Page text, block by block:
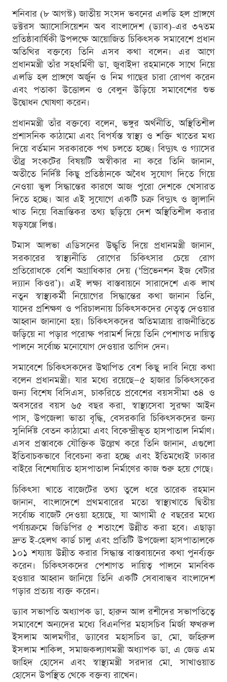
শনিবার (৮ আগস্ট) জাতীয় সংসদ ভবনের এলডি হল প্রাঙ্গণে
ডক্টরস অ্যাসোসিয়েশন অব বাংলাদেশ (ড্যাব)-এর ৩৭তম
প্রতিষ্ঠাবার্ষিকী উপলক্ষে আয়োজিত চিকিৎসক সমাবেশে প্রধান
অতিথির বক্তব্যে তিনি এসব কথা বলেন। এর আগে
প্রধানমন্ত্রী তাঁর সহধর্মিণী ডা. জুবাইদা রহমানকে সাথে নিয়ে
এলডি হল প্রাঙ্গণে অর্জুন ও নিম গাছের চারা রোপণ করেন
এবং পতাকা উত্তোলন ও বেলুন উড়িয়ে সমাবেশের শুভ
উদ্বোধন ঘোষণা করেন।
প্রধানমন্ত্রী তাঁর বক্তব্যে বলেন, ভঙ্গুর অর্থনীতি, অস্থিতিশীল
প্রশাসনিক কাঠামো এবং বিপর্যস্ত স্বাস্থ্য ও শক্তি খাতের মধ্য
দিয়ে বর্তমান সরকারকে পথ চলতে হচ্ছে। বিদ্যুৎ ও গ্যাসের
তীব্র সংকটের বিষয়টি অস্বীকার না করে তিনি জানান,
অতীতে নির্দিষ্ট কিছু প্রতিষ্ঠানকে অবৈধ সুযোগ দিতে গিয়ে
নেওয়া ভুল সিদ্ধান্তের কারণে আজ পুরো দেশকে খেসারত
দিতে হচ্ছে। আর এই সুযোগে একটি চক্র বিদ্যুৎ ও জ্বালানি
খাত নিয়ে বিভ্রান্তিকর তথ্য ছড়িয়ে দেশ অস্থিতিশীল করার
ষড়যন্ত্রে লিপ্ত।
টমাস আলভা এডিসনের উদ্ধৃতি দিয়ে প্রধানমন্ত্রী জানান,
সরকারের স্বাস্থ্যনীতি রোগের চিকিৎসার চেয়ে রোগ
প্রতিরোধকে বেশি অগ্রাধিকার দেয় (‘প্রিভেনশন ইজ বেটার
দ্য্যান কিওর’)। এই লক্ষ্য বাস্তবায়নে সারাদেশে এক লাখ
নতুন স্বাস্থ্যকর্মী নিয়োগের সিদ্ধান্তের কথা জানান তিনি,
যাদের প্রশিক্ষণ ও পরিচালনায় চিকিৎসকদের নেতৃত্ব দেওয়ার
আহ্বান জানানো হয়। চিকিৎসকদের অতিমাত্রায় রাজনীতিতে
জড়িয়ে না পড়ার পরোক্ষ পরামর্শ দিয়ে তিনি পেশাগত দায়িত্ব
পালনে সর্বোচ্চ মনোযোগ দেওয়ার তাগিদ দেন।
সমাবেশে চিকিৎসকদের উত্থাপিত বেশ কিছু দাবি নিয়ে কথা
বলেন প্রধানমন্ত্রী। যার মধ্যে রয়েছে—৫ হাজার চিকিৎসকের
জন্য বিশেষ বিসিএস, চাকরিতে প্রবেশের বয়সসীমা ৩৪ ও
অবসরের বয়স ৬৫ বছর করা, স্বাস্থ্যসেবা সুরক্ষা আইন
পাস, উপজেলা ভাতা বৃদ্ধি, বেসরকারি চিকিৎসকদের জন্য
সুনির্দিষ্ট বেতন কাঠামো এবং বিকেন্দ্রীভূত হাসপাতাল নির্মাণ।
এসব প্রস্তাবকে যৌক্তিক উল্লেখ করে তিনি জানান, এগুলো
ইতিবাচকভাবে বিবেচনা করা হচ্ছে এবং ইতিমধ্যেই ঢাকার
বাইরে বিশেষায়িত হাসপাতাল নির্মাণের কাজ শুরু হয়ে গেছে।
চিকিৎসা খাতে বাজেটের তথ্য তুলে ধরে তারেক রহমান
জানান, বাংলাদেশে প্রথমবারের মতো স্বাস্থ্যখাতে দ্বিতীয়
সর্বোচ্চ বাজেট দেওয়া হয়েছে, যা আগামী ৫ বছরের মধ্যে
পর্যায়ক্রমে জিডিপির ৫ শতাংশে উন্নীত করা হবে। এছাড়া
দ্রুত ই-হেলথ কার্ড চালু এবং প্রতিটি উপজেলা হাসপাতালকে
১০১ শয্যায় উন্নীত করার সিদ্ধান্ত বাস্তবায়নের কথা পুনর্ব্যক্ত
করেন। চিকিৎসকদের পেশাগত দায়িত্ব পালনে মানবিক
হওয়ার আহ্বান জানিয়ে তিনি একটি সেবাবান্ধব বাংলাদেশ
গড়ার প্রত্যয় ব্যক্ত করেন।
ড্যাব সভাপতি অধ্যাপক ডা. হারুন আল রশীদের সভাপতিত্বে
সমাবেশে অন্যদের মধ্যে বিএনপির মহাসচিব মির্জা ফখরুল
ইসলাম আলমগীর, ড্যাবের মহাসচিব ডা. মো. জহিরুল
ইসলাম শাকিল, সমাজকল্যাণমন্ত্রী অধ্যাপক ডা. এ জেড এম
জাহিদ হোসেন এবং স্বাস্থ্যমন্ত্রী সরদার মো. সাখাওয়াত
হোসেন উপস্থিত থেকে বক্তব্য রাখেন।